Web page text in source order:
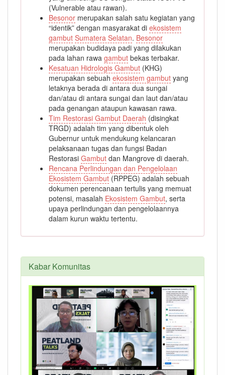
(Vulnerable atau rawan).
Besonor merupakan salah satu kegiatan yang
“identik” dengan masyarakat di ekosistem
gambut Sumatera Selatan. Besonor
merupakan budidaya padi yang dilakukan
pada lahan rawa gambut bekas terbakar.
Kesatuan Hidrologis Gambut (KHG)
merupakan sebuah ekosistem gambut yang
letaknya berada di antara dua sungai
dan/atau di antara sungai dan laut dan/atau
pada genangan ataupun kawasan rawa.
Tim Restorasi Gambut Daerah (disingkat
TRGD) adalah tim yang dibentuk oleh
Gubernur untuk mendukung kelancaran
pelaksanaan tugas dan fungsi Badan
Restorasi Gambut dan Mangrove di daerah.
Rencana Perlindungan dan Pengelolaan
Ekosistem Gambut (RPPEG) adalah sebuah
dokumen perencanaan tertulis yang memuat
potensi, masalah Ekosistem Gambut, serta
upaya perlindungan dan pengelolaannya
dalam kurun waktu tertentu.
Kabar Komunitas